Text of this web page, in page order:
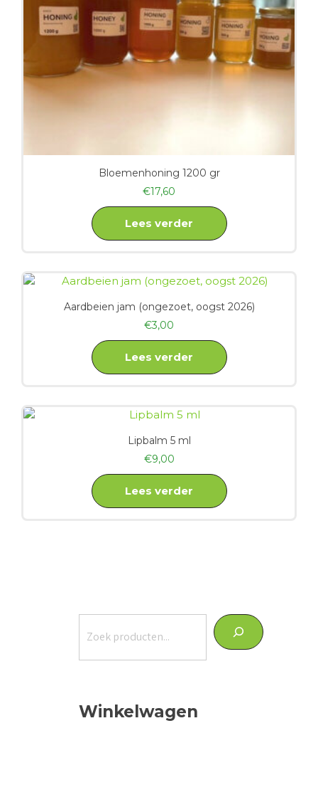
Bloemenhoning 1200 gr
€17,60
Lees verder
Aardbeien jam (ongezoet, oogst 2026)
€3,00
Lees verder
Lipbalm 5 ml
€9,00
Lees verder
Winkelwagen